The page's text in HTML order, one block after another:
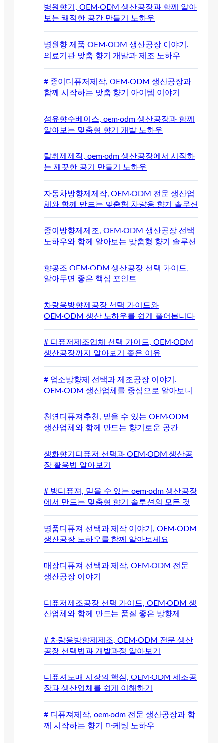
병원향기, OEM·ODM 생산공장과 함께 알아
보는 쾌적한 공간 만들기 노하우
병원향 제품 OEM·ODM 생산공장 이야기.
의료기관 맞춤 향기 개발과 제조 노하우
# 종이디퓨저제작, OEM·ODM 생산공장과
함께 시작하는 맞춤 향기 아이템 이야기
섬유향수베이스, oem·odm 생산공장과 함께
알아보는 맞춤형 향기 개발 노하우
탈취제제작, oem·odm 생산공장에서 시작하
는 깨끗한 공기 만들기 노하우
자동차방향제제작, OEM·ODM 전문 생산업
체와 함께 만드는 맞춤형 차량용 향기 솔루션
종이방향제제조, OEM·ODM 생산공장 선택
노하우와 함께 알아보는 맞춤형 향기 솔루션
향공조 OEM·ODM 생산공장 선택 가이드,
알아두면 좋은 핵심 포인트
차량용방향제공장 선택 가이드와
OEM·ODM 생산 노하우를 쉽게 풀어봅니다
# 디퓨저제조업체 선택 가이드, OEM·ODM
생산공장까지 알아보기 좋은 이유
# 업소방향제 선택과 제조공장 이야기.
OEM·ODM 생산업체를 중심으로 알아보니
천연디퓨져추천, 믿을 수 있는 OEM·ODM
생산업체와 함께 만드는 향기로운 공간
생화향기디퓨저 선택과 OEM·ODM 생산공
장 활용법 알아보기
# 방디퓨져, 믿을 수 있는 oem·odm 생산공장
에서 만드는 맞춤형 향기 솔루션의 모든 것
명품디퓨져 선택과 제작 이야기, OEM·ODM
생산공장 노하우를 함께 알아보세요
매장디퓨져 선택과 제작, OEM·ODM 전문
생산공장 이야기
디퓨저제조공장 선택 가이드, OEM·ODM 생
산업체와 함께 만드는 품질 좋은 방향제
# 차량용방향제제조, OEM·ODM 전문 생산
공장 선택법과 개발과정 알아보기
디퓨져도매 시장의 핵심, OEM·ODM 제조공
장과 생산업체를 쉽게 이해하기
# 디퓨져제작, oem·odm 전문 생산공장과 함
께 시작하는 향기 마케팅 노하우